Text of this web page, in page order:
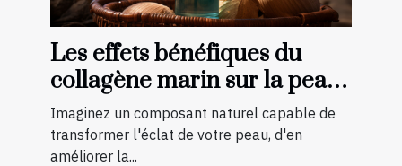
Les effets bénéfiques du
collagène marin sur la peau :
une transformation à
découvrir
Imaginez un composant naturel capable de
transformer l'éclat de votre peau, d'en
améliorer la...